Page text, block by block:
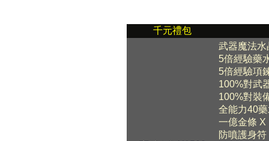
千元禮包
武器魔法水
5倍經驗藥
5倍經驗項
100%對武
100%對裝
全能力40
一億金條 X
防噴護身符